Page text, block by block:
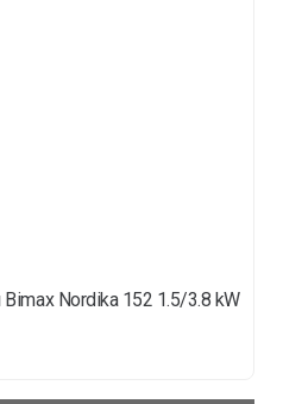
Nordika 152 1.5/3.8 kW